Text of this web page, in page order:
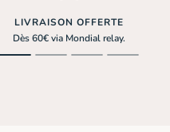
LIVRAISON OFFERTE
Dès 60€ via Mondial relay.